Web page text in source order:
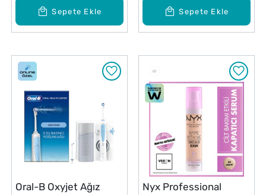
Sepete Ekle Sepete Ekle
Oral-B Oxyjet Ağız
Nyx Professional